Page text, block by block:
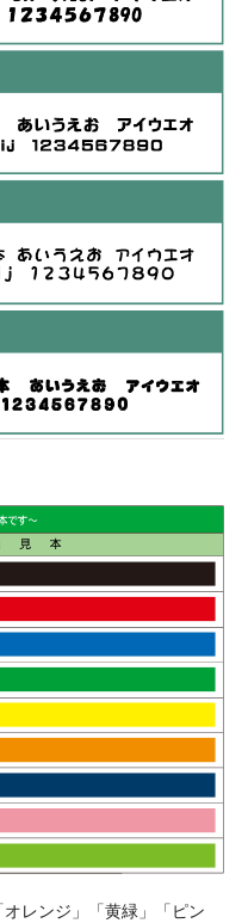
オレンジ」「黄緑」「ピン